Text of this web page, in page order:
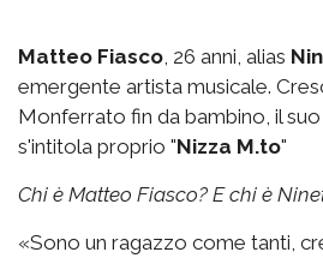
Matteo Fiasco , 26 anni, alias
emergente artista musicale.
Monferrato fin da bambino, il
s'intitola proprio "Nizza M.to"
Chi è Matteo Fiasco? E chi è
«Sono un ragazzo come tanti,